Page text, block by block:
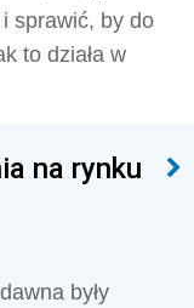
sprawić, by do
to działa w
na rynku
były